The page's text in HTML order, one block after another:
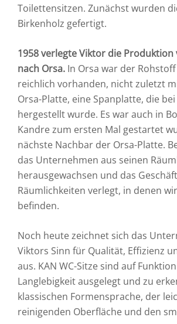
Toilettensitzen. Zunächst wurden
Birkenholz gefertigt.
1958 verlegte Viktor die Produktion
nach Orsa. In Orsa war der
reichlich vorhanden, nicht zuletzt
Orsa-Platte, eine Spanplatte, die
hergestellt wurde. Es war auch in
Kandre zum ersten Mal gestartet
nächste Nachbar der Orsa-Platte.
das Unternehmen aus seinen
herausgewachsen und das
Räumlichkeiten verlegt, in denen
befinden.
Noch heute zeichnet sich das
Viktors Sinn für Qualität, Effizienz
aus. KAN WC-Sitze sind auf
Langlebigkeit ausgelegt und zu
klassischen Formensprache, der
reinigenden Oberfläche und den